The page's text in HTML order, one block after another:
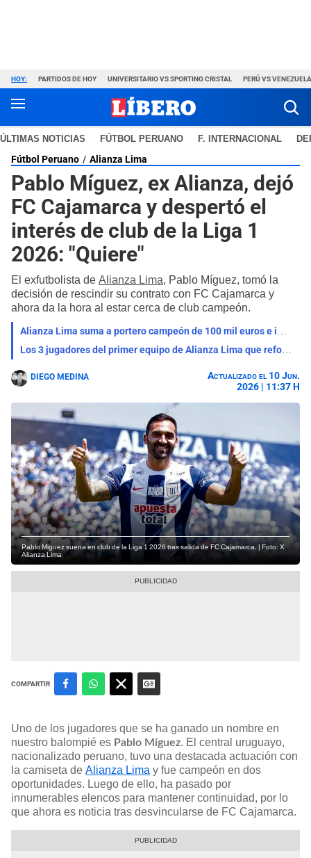
HOY: PARTIDOS DE HOY UNIVERSITARIO VS SPORTING CRISTAL PERÚ VS VENEZUELA
ÚLTIMAS NOTICIAS FÚTBOL PERUANO F. INTERNACIONAL
Fútbol Peruano Alianza Lima
Pablo Míguez, ex Alianza, dejó
FC Cajamarca y despertó el
interés de club de la Liga 1
2026: "Quiere"
El exfutbolista de Alianza Lima, Pablo Míguez, tomó la
decisión de rescindir su contrato con FC Cajamarca y
ahora da la hora al estar cerca de club campeón.
Alianza Lima suma a portero campeón de 100 mil euros e impacta a hinchas: "Se une"
Los 3 jugadores del primer equipo de Alianza Lima que reforzarán a la reserva para la Copa Caliente
DIEGO MEDINA
Actualizado el 10 Jun.
2026 | 11:37 H
Pablo Miguez suena en club de la Liga 1 2026 tras salida de FC Cajamarca. | Foto: X
Alianza Lima
COMPARTIR
Uno de los jugadores que se ha ganado un nombre en
nuestro balompié es Pablo Míguez. El central uruguayo,
nacionalizado peruano, tuvo una destacada actuación con
la camiseta de Alianza Lima y fue campeón en dos
oportunidades. Luego de ello, ha pasado por
innumerables elencos para mantener continuidad, por lo
que ahora es noticia tras desvincularse de FC Cajamarca.